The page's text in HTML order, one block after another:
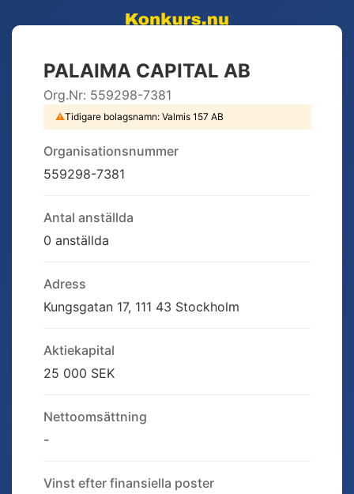
PALAIMA CAPITAL AB
Org.Nr: 559298-7381
⚠Tidigare bolagsnamn: Valmis 157 AB
Organisationsnummer
559298-7381
Antal anställda
0 anställda
Adress
Kungsgatan 17, 111 43 Stockholm
Aktiekapital
25 000 SEK
Nettoomsättning
-
Vinst efter finansiella poster